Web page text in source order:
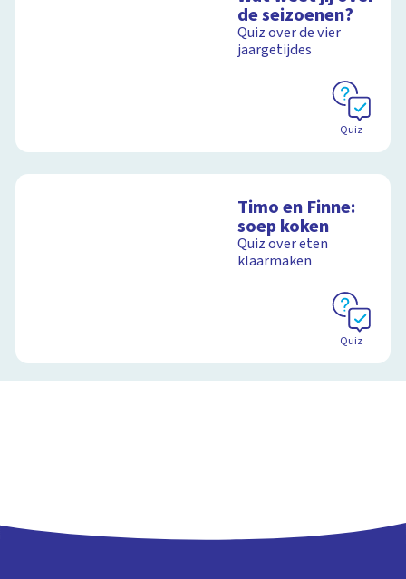
seizoenen
Schoolplaat
de seizoenen?
Quiz over de vier
jaargetijdes
Quiz
Timo en Finne:
soep koken
Quiz over eten
klaarmaken
Quiz